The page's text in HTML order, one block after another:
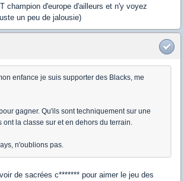
champion d'europe d'ailleurs et n'y voyez
un peu de jalousie)
enfance je suis supporter des Blacks, me
gagner. Qu'ils sont techniquement sur une
ont la classe sur et en dehors du terrain.
n'oublions pas.
de sacrées c******* pour aimer le jeu des